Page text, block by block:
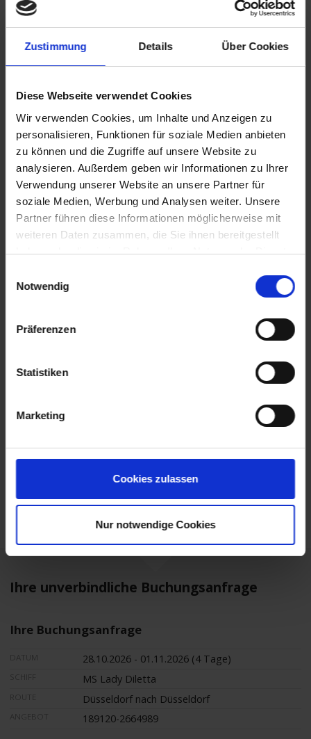
Zustimmung Details Über Cookies
Diese Webseite verwendet Cookies
Wir verwenden Cookies, um Inhalte und Anzeigen zu
personalisieren, Funktionen für soziale Medien anbieten
zu können und die Zugriffe auf unsere Website zu
analysieren. Außerdem geben wir Informationen zu Ihrer
Verwendung unserer Website an unsere Partner für
soziale Medien, Werbung und Analysen weiter. Unsere
Partner führen diese Informationen möglicherweise mit
weiteren Daten zusammen, die Sie ihnen bereitgestellt
haben oder die sie im Rahmen Ihrer Nutzung der Dienste
Notwendig
Präferenzen
Statistiken
Marketing
Cookies zulassen
Nur notwendige Cookies
22.00 Uhr
31.10.2026 - Samstag
Nijmegen / Niederlande
Halbtagesausflug: Nijmegen Zonnetrein
- Fahrt auf der Waal und dem Nederrijn
08.00 Uhr
19.00 Uhr
01.11.2026 - Sonntag
Düsseldorf / Deutschland
- Ausschiffung nach dem Frühstück -
07.00 Uhr
Richtpreise für Ausflüge: Geführte Stadtrundgänge ca. € 20bis €
Alle Zeiten sind Richtzeiten. Programmänderungen, auch durch
Hoch- und Niedrigwasser, oder Verzögerungen bei
Leistungen
weitere Termine
Ihre unverbindliche Buchungsanfrage
Ihre Buchungsanfrage
28.10.2026 - 01.11.2026 (4 Tage)
MS Lady Diletta
Düsseldorf nach Düsseldorf
189120-2664989